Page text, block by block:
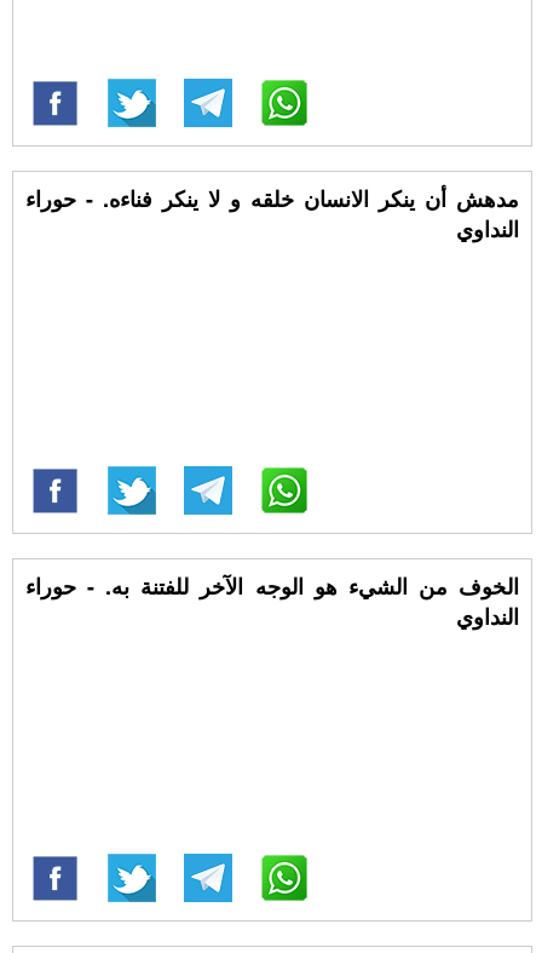
مدهش أن ينكر الانسان خلقه و لا ينكر فناءه. - حوراء
النداوي
الخوف من الشيء هو الوجه الآخر للفتنة به. - حوراء
النداوي